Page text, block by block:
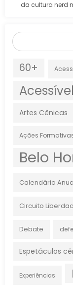
da cultura nerd
60+
Artes Cênicas
Ações
Belo
Calendário
Circuito
Debate
Espetáculos
Experiências